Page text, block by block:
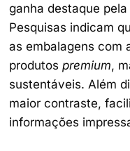
ganha destaque
Pesquisas indicam
as embalagens com
produtos premium,
sustentáveis. Além
maior contraste,
informações